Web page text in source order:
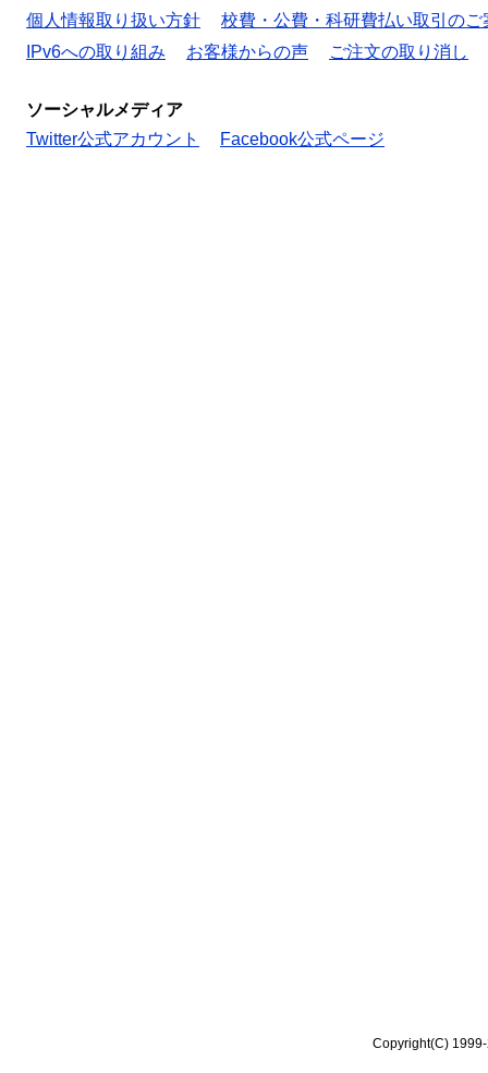
個人情報取り扱い方針
校費・公費・科研費払い取引のご
IPv6への取り組み
お客様からの声 ご注文の取り消し
ソーシャルメディア
Twitter公式アカウント
Facebook公式ページ
Copyright(C)